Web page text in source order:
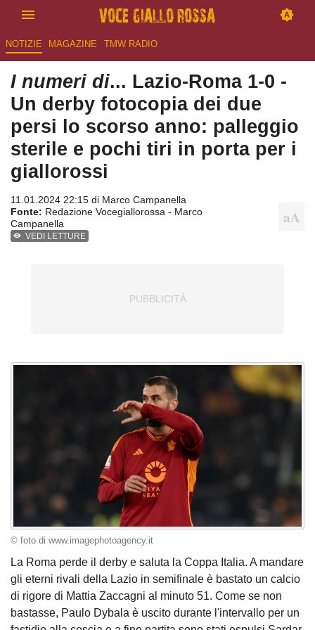
NOTIZIE MAGAZINE TMW RADIO
I numeri di... Lazio-Roma 1-0 -
Un derby fotocopia dei due
persi lo scorso anno: palleggio
sterile e pochi tiri in porta per i
giallorossi
11.01.2024 22:15 di Marco Campanella
Fonte: Redazione Vocegiallorossa - Marco
Campanella
VEDI LETTURE
© foto di www.imagephotoagency.it
La Roma perde il derby e saluta la Coppa Italia. A mandare
gli eterni rivali della Lazio in semifinale è bastato un calcio
di rigore di Mattia Zaccagni al minuto 51. Come se non
bastasse, Paulo Dybala è uscito durante l'intervallo per un